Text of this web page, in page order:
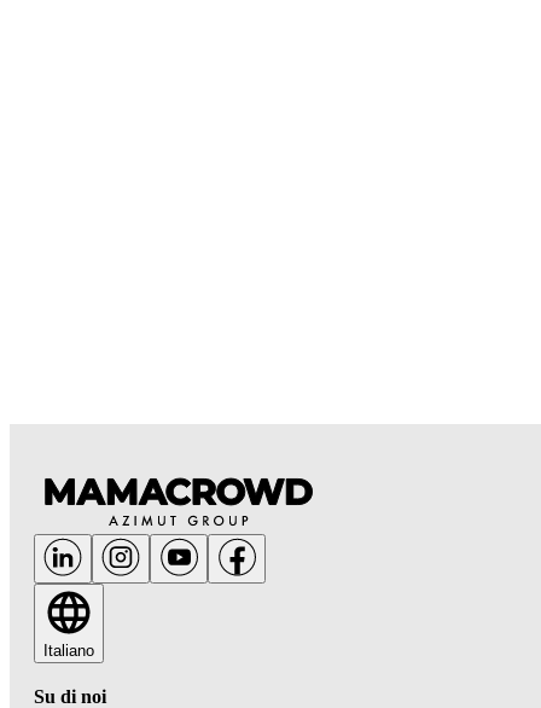
Italiano
Su di noi